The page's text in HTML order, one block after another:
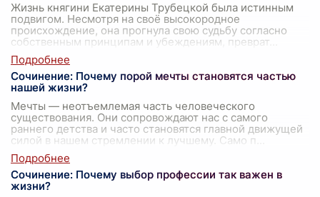
Жизнь княгини Екатерины Трубецкой была истинным
подвигом. Несмотря на своё высокородное
происхождение, она прогнула свою судьбу согласно
собственным принципам и убеждениям, преврат
Сочинение: Почему порой мечты становятся частью
нашей жизни?
Мечты — неотъемлемая часть человеческого
существования. Они сопровождают нас с самого
раннего детства и часто становятся главной движущей
силой в нашем стремлении к лучшему. Само п
Сочинение: Почему выбор профессии так важен в
жизни?